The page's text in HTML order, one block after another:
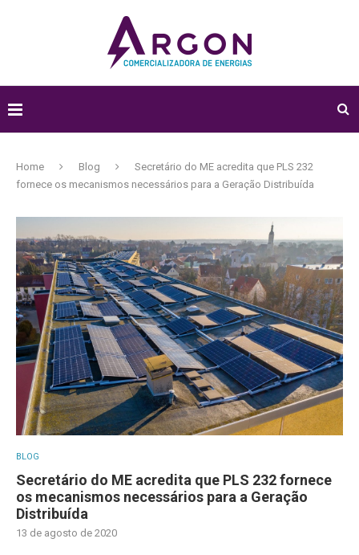
Home Blog
Secretário do ME acredita que PLS 232
fornece os mecanismos necessários para a Geração Distribuída
BLOG
Secretário do ME acredita que PLS 232 fornece
os mecanismos necessários para a Geração
Distribuída
13 de agosto de 2020